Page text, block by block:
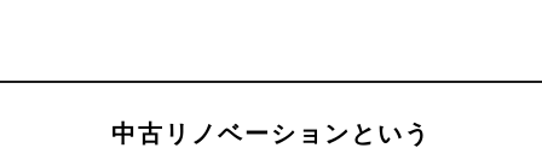
中古リノベーションという